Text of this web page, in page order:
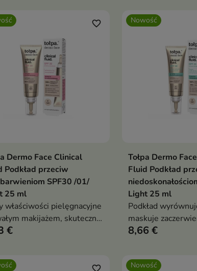
Dodaj do koszyka
favorite_border
Dermo Face Clinical
Podkład przeciw
SPF30 /01/
25 ml
właściwości pielęgnacyjne
makijażem, skutecznie
plamy pigmentacyjne,
€
Nowość
Dodaj
Tołpa Dermo
Fluid Podkład
Light 25 ml
Podkład
maskuje
skórę przed
8,66 €
favorite_border Nowość